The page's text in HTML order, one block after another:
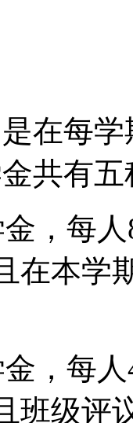
每学
共有
每人
在本学
每人
班级评